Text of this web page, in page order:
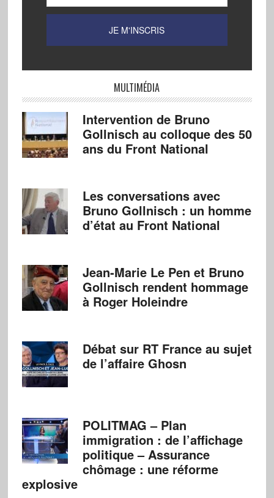
MULTIMÉDIA
Intervention de Bruno
Gollnisch au colloque des 50
ans du Front National
Les conversations avec
Bruno Gollnisch : un homme
d’état au Front National
Jean-Marie Le Pen et Bruno
Gollnisch rendent hommage
à Roger Holeindre
Débat sur RT France au sujet
de l’affaire Ghosn
POLITMAG – Plan
immigration : de l’affichage
politique – Assurance
chômage : une réforme
explosive